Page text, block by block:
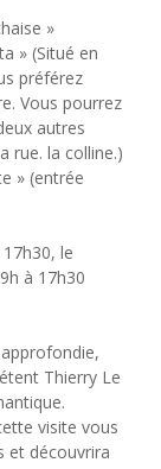
»
» (Situé en
préférez
Vous pourrez
autres
rue. la colline.)
» (entrée
le
à 17h30
Thierry Le
visite vous
et découvrira